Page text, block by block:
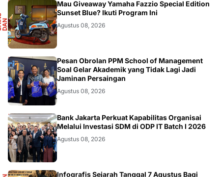
N
OF
Mau Giveaway Yamaha Fazzio Special Edition
Sunset Blue? Ikuti Program Ini
Agustus 08, 2026
DIKBUDRISTEK
Pesan Obrolan PPM School of Management
Soal Gelar Akademik yang Tidak Lagi Jadi
Jaminan Persaingan
Agustus 08, 2026
DIKBUDRISTEK
Bank Jakarta Perkuat Kapabilitas Organisai
Melalui Investasi SDM di ODP IT Batch I 2026
Agustus 08, 2026
Infografis Sejarah Tanggal 7 Agustus Bagi